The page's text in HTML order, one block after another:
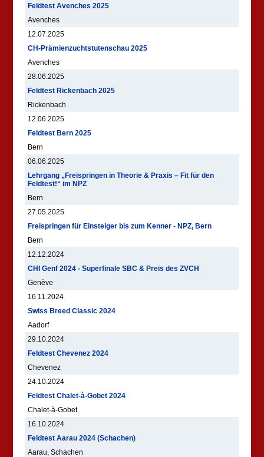
Feldtest Avenches 2025
Avenches
12.07.2025
CH-Prämienzuchtstutenschau 2025
Avenches
28.06.2025
Feldtest Rickenbach 2025
Rickenbach
12.06.2025
Feldtest Bern 2025
Bern
06.06.2025
Lehrgang „Freispringen in Theorie & Praxis – Fit für den
Feldtest!“ im NPZ
Bern
27.05.2025
Freispringen für Einsteiger bis zum Kenner - NPZ, Bern
Bern
12.12.2024
CHI Genf 2024 - Superfinale SBC & Preis des ZVCH
Genève
16.11.2024
Swiss Breed Classic 2024
Aadorf
29.10.2024
Feldtest Chevenez 2024
Chevenez
24.10.2024
Feldtest Chalet-à-Gobet 2024
Chalet-à-Gobet
16.10.2024
Feldtest Aarau 2024 (Schachen)
Aarau, Schachen